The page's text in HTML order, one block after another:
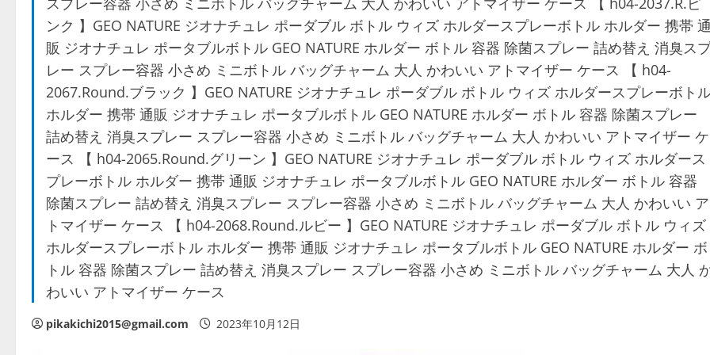
ンク 】GEO NATURE ジオナチュレ ポーダブル ボトル ウィズ ホルダースプレーボトル ホルダー 携帯 通
販 ジオナチュレ ポータブルボトル GEO NATURE ホルダー ボトル 容器 除菌スプレー 詰め替え 消臭ス
レー スプレー容器 小さめ ミニボトル バッグチャーム 大人 かわいい アトマイザー ケース 【 h04-
2067.Round.ブラック 】GEO NATURE ジオナチュレ ポーダブル ボトル ウィズ ホルダースプレーボト
ホルダー 携帯 通販 ジオナチュレ ポータブルボトル GEO NATURE ホルダー ボトル 容器 除菌スプレー
詰め替え 消臭スプレー スプレー容器 小さめ ミニボトル バッグチャーム 大人 かわいい アトマイザー ケ
ース 【 h04-2065.Round.グリーン 】GEO NATURE ジオナチュレ ポーダブル ボトル ウィズ ホルダース
プレーボトル ホルダー 携帯 通販 ジオナチュレ ポータブルボトル GEO NATURE ホルダー ボトル 容器
除菌スプレー 詰め替え 消臭スプレー スプレー容器 小さめ ミニボトル バッグチャーム 大人 かわいい ア
トマイザー ケース 【 h04-2068.Round.ルビー 】GEO NATURE ジオナチュレ ポーダブル ボトル ウィズ
ホルダースプレーボトル ホルダー 携帯 通販 ジオナチュレ ポータブルボトル GEO NATURE ホルダー ボ
トル 容器 除菌スプレー 詰め替え 消臭スプレー スプレー容器 小さめ ミニボトル バッグチャーム 大人
わいい アトマイザー ケース
pikakichi2015@gmail.com 2023年10月12日